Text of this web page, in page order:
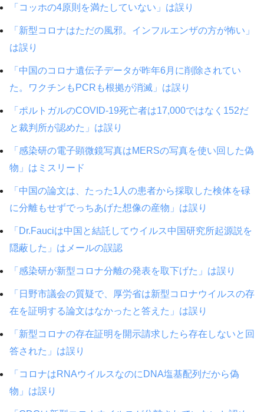
「コッホの4原則を満たしていない」は誤り
「新型コロナはただの風邪。インフルエンザの方が怖い」
は誤り
「中国のコロナ遺伝子データが昨年6月に削除されてい
た。ワクチンもPCRも根拠が消滅」は誤り
「ポルトガルのCOVID-19死亡者は17,000ではなく152だ
と裁判所が認めた」は誤り
「感染研の電子顕微鏡写真はMERSの写真を使い回した偽
物」はミスリード
「中国の論文は、たった1人の患者から採取した検体を碌
に分離もせずでっちあげた想像の産物」は誤り
「Dr.Fauciは中国と結託してウイルス中国研究所起源説を
隠蔽した」はメールの誤認
「感染研が新型コロナ分離の発表を取下げた」は誤り
「日野市議会の質疑で、厚労省は新型コロナウイルスの存
在を証明する論文はなかったと答えた」は誤り
「新型コロナの存在証明を開示請求したら存在しないと回
答された」は誤り
「コロナはRNAウイルスなのにDNA塩基配列だから偽
物」は誤り